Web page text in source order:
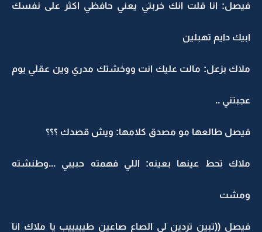
فيصل: انا قلت انك خربتي يعني حافظي اكثر على نفسك
ابيك دايم تهبلين
ملاك بزعل: مالت عليك انت ووخشتك مدري وين عقلي يوم
عجبتني ..
فيصل طالعها مو مصدق كلامها: ويش قصدك ؟؟؟
ملاك تحط عينها بعينه: اللي فهمته حبيبي ...وطنشته
ومشت
فيصل ((تبين تردين لي الصاع صاعين طيييييب يا ملاك انا